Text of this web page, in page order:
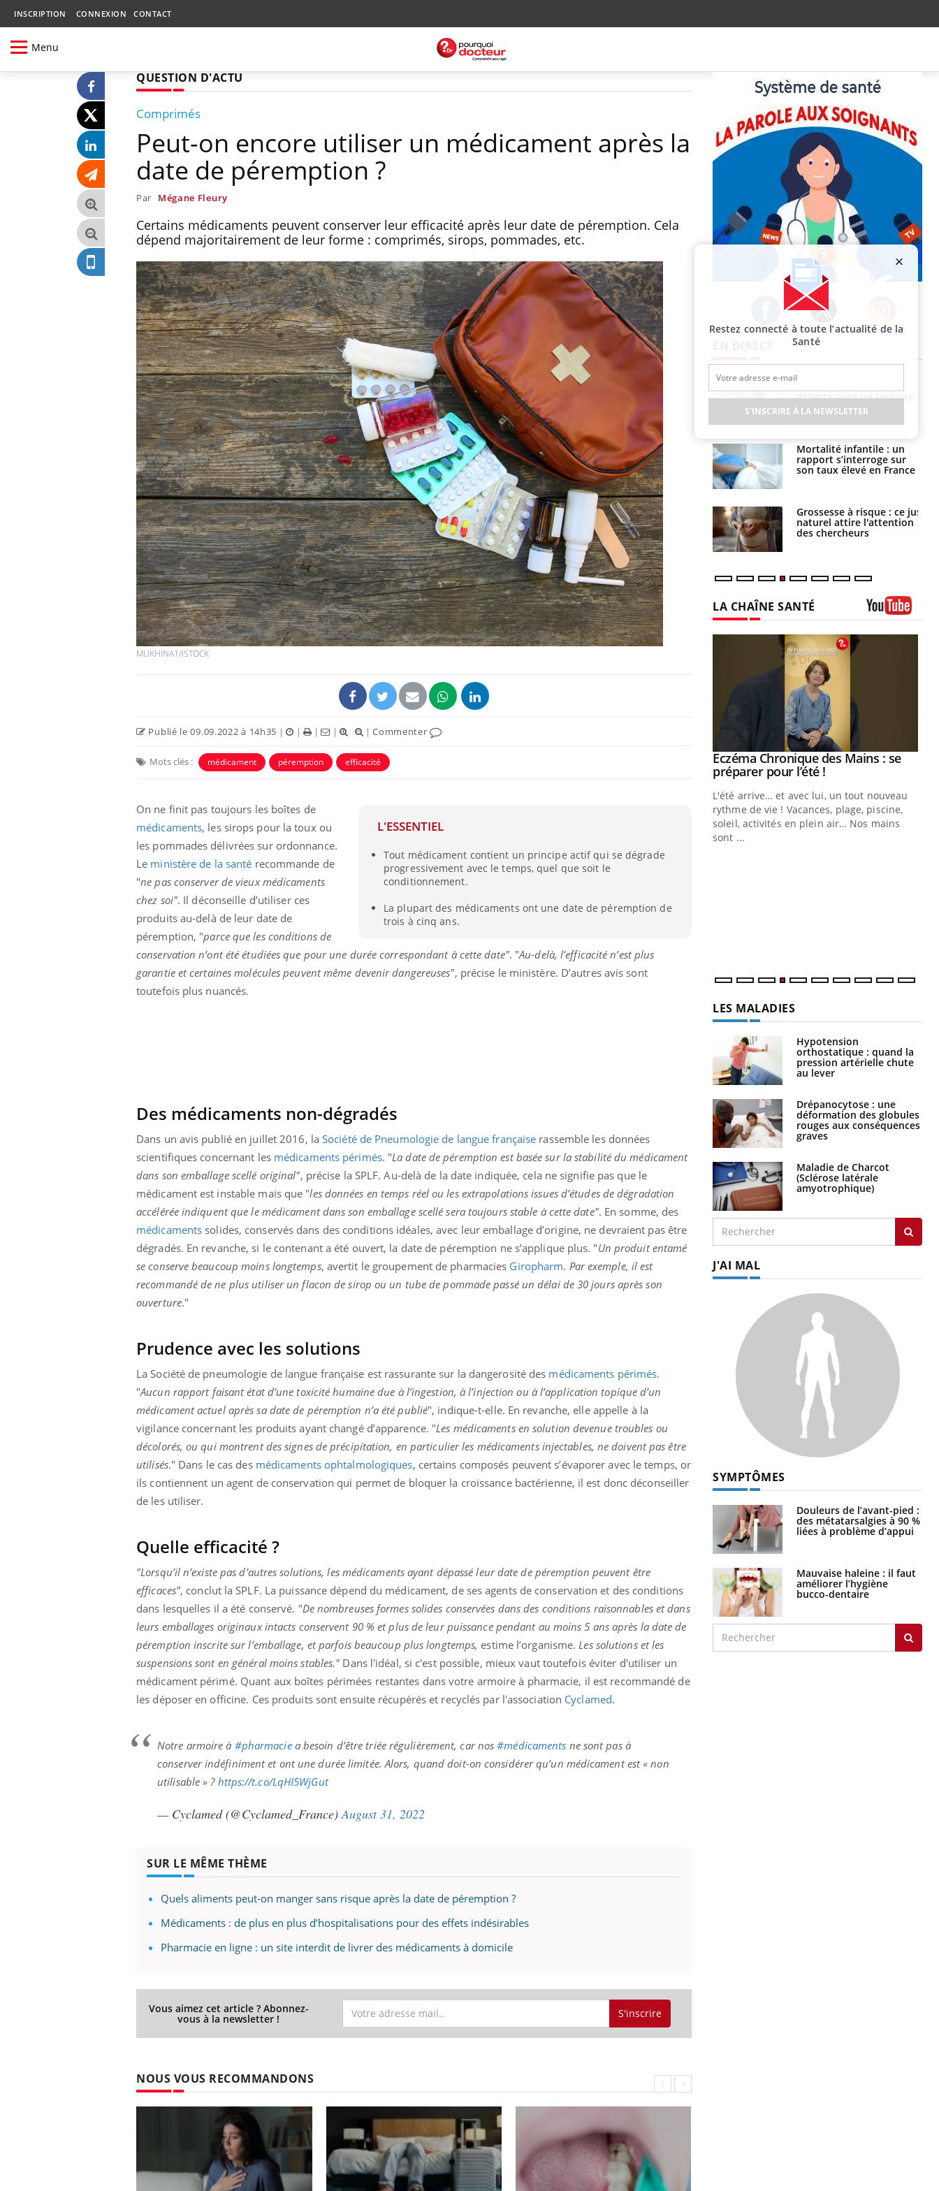
INSCRIPTION CONNEXION CONTACT
Menu
QUESTION D'ACTU
Comprimés
Peut-on encore utiliser un médicament après la
date de péremption ?
Par Mégane Fleury
Certains médicaments peuvent conserver leur efficacité après leur date de péremption. Cela
dépend majoritairement de leur forme : comprimés, sirops, pommades, etc.
MUKHINA1/ISTOCK
Publié le 09.09.2022 à 14h35 | | | | |Commenter
Mots clés : médicament péremption efficacité
L'ESSENTIEL
Tout médicament contient un principe actif qui se dégrade
progressivement avec le temps, quel que soit le
conditionnement.
La plupart des médicaments ont une date de péremption de
trois à cinq ans.
On ne finit pas toujours les boîtes de
médicaments, les sirops pour la toux ou
les pommades délivrées sur ordonnance.
Le ministère de la santé recommande de
"ne pas conserver de vieux médicaments
chez soi". Il déconseille d’utiliser ces
produits au-delà de leur date de
péremption, "parce que les conditions de
conservation n’ont été étudiées que pour une durée correspondant à cette date". "Au-delà, l’efficacité n’est plus
garantie et certaines molécules peuvent même devenir dangereuses", précise le ministère. D’autres avis sont
toutefois plus nuancés.
Des médicaments non-dégradés
Dans un avis publié en juillet 2016, laSociété de Pneumologie de langue française rassemble les données
scientifiques concernant les médicaments périmés. "La date de péremption est basée sur la stabilité du médicament
dans son emballage scellé original", précise la SPLF. Au-delà de la date indiquée, cela ne signifie pas que le
médicament est instable mais que "les données en temps réel ou les extrapolations issues d’études de dégradation
accélérée indiquent que le médicament dans son emballage scellé sera toujours stable à cette date". En somme, des
médicaments solides, conservés dans des conditions idéales, avec leur emballage d’origine, ne devraient pas être
dégradés. En revanche, si le contenant a été ouvert, la date de péremption ne s’applique plus. "Un produit entamé
se conserve beaucoup moins longtemps, avertit le groupement de pharmacies Giropharm. Par exemple, il est
recommandé de ne plus utiliser un flacon de sirop ou un tube de pommade passé un délai de 30 jours après son
ouverture."
Prudence avec les solutions
La Société de pneumologie de langue française est rassurante sur la dangerosité des médicaments périmés.
"Aucun rapport faisant état d’une toxicité humaine due à l’ingestion, à l’injection ou à l’application topique d’un
médicament actuel après sa date de péremption n’a été publié", indique-t-elle. En revanche, elle appelle à la
vigilance concernant les produits ayant changé d’apparence. "Les médicaments en solution devenue troubles ou
décolorés, ou qui montrent des signes de précipitation, en particulier les médicaments injectables, ne doivent pas être
utilisés." Dans le cas des médicaments ophtalmologiques, certains composés peuvent s’évaporer avec le temps, or
ils contiennent un agent de conservation qui permet de bloquer la croissance bactérienne, il est donc déconseiller
de les utiliser.
Quelle efficacité ?
"Lorsqu’il n’existe pas d’autres solutions, les médicaments ayant dépassé leur date de péremption peuvent être
efficaces", conclut la SPLF. La puissance dépend du médicament, de ses agents de conservation et des conditions
dans lesquelles il a été conservé. "De nombreuses formes solides conservées dans des conditions raisonnables et dans
leurs emballages originaux intacts conservent 90 % et plus de leur puissance pendant au moins 5 ans après la date de
péremption inscrite sur l’emballage, et parfois beaucoup plus longtemps, estime l’organisme. Les solutions et les
suspensions sont en général moins stables." Dans l'idéal, si c'est possible, mieux vaut toutefois éviter d'utiliser un
médicament périmé. Quant aux boîtes périmées restantes dans votre armoire à pharmacie, il est recommandé de
les déposer en officine. Ces produits sont ensuite récupérés et recyclés par l'association Cyclamed.
Notre armoire à #pharmaciea besoin d’être triée régulièrement, car nos#médicaments ne sont pas à
conserver indéfiniment et ont une durée limitée. Alors, quand doit-on considérer qu’un médicament est « non
utilisable » ? https://t.co/LqHI5WjGut
— Cyclamed (@Cyclamed_France) August 31, 2022
SUR LE MÊME THÈME
Quels aliments peut-on manger sans risque après la date de péremption ?
Médicaments : de plus en plus d’hospitalisations pour des effets indésirables
Pharmacie en ligne : un site interdit de livrer des médicaments à domicile
Vous aimez cet article ? Abonnez-
vous à la newsletter ! S'inscrire
NOUS VOUS RECOMMANDONS
Facebook Twitter Instagram
Les crises d’angoisse
peuvent-elles survenir
sans raison apparente ?
Fatigue en vacances :
normal ou signe d’une
maladie ?
Et si les caries pouvaient
bientôt disparaître sans
plombage ?
Éclipse solaire du 12 août
: “Des verres adaptés,
c'est indispensable pour
la santé des yeux”
Les troubles du sommeil
modifient votre cerveau !
Mon enfant est-il trop
sensible ou simplement
très empathique ?
quelle trousse à
vacances ?
Syndrome métabolique :
quels sont les meilleurs
exercices physiques ?
Comment éviter une otite
pendant les vacances ?
détecté chez un touriste
en France
Mortalité infantile : un
rapport s’interroge sur
son taux élevé en France
Grossesse à risque : ce jus
naturel attire l'attention
des chercheurs
LA CHAÎNE SANTÉ
Eczéma Chronique des Mains :
expliquer ma maladieYoutube
d'autres non ! D'un côté, poser des
questions sur la maladie d'un proche c'est
Youtube
Fatigue, irritabilité, brouillard mental ou
carence en fer sont multiples ce qui la rend
Youtube
Eczéma Chronique des Mains : se
préparer pour l’été !Youtube
L'été arrive… et avec lui, un tout nouveau
rythme de vie ! Vacances, plage, piscine,
soleil, activités en plein air… Nos mains
sont ...
LES MALADIES
Hypotension
orthostatique : quand la
pression artérielle chute
au lever
Drépanocytose : une
déformation des globules
rouges aux conséquences
graves
Maladie de Charcot
(Sclérose latérale
amyotrophique)
J'AI MAL
SYMPTÔMES
Douleurs de l’avant-pied :
des métatarsalgies à 90 %
liées à problème d’appui
Mauvaise haleine : il faut
améliorer l’hygiène
bucco-dentaire
Restez connecté à toute l’actualité de la
Santé
S'INSCRIRE À LA NEWSLETTER